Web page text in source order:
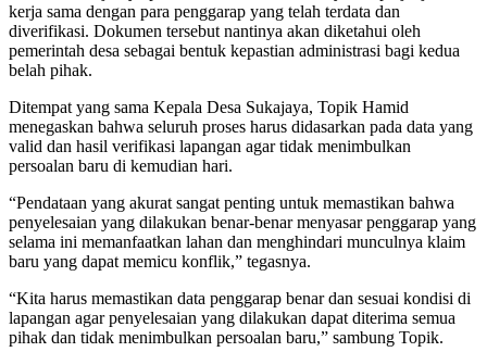
kerja sama dengan para penggarap yang telah terdata dan
diverifikasi. Dokumen tersebut nantinya akan diketahui oleh
pemerintah desa sebagai bentuk kepastian administrasi bagi kedua
belah pihak.
Ditempat yang sama Kepala Desa Sukajaya, Topik Hamid
menegaskan bahwa seluruh proses harus didasarkan pada data yang
valid dan hasil verifikasi lapangan agar tidak menimbulkan
persoalan baru di kemudian hari.
“Pendataan yang akurat sangat penting untuk memastikan bahwa
penyelesaian yang dilakukan benar-benar menyasar penggarap yang
selama ini memanfaatkan lahan dan menghindari munculnya klaim
baru yang dapat memicu konflik,” tegasnya.
“Kita harus memastikan data penggarap benar dan sesuai kondisi di
lapangan agar penyelesaian yang dilakukan dapat diterima semua
pihak dan tidak menimbulkan persoalan baru,” sambung Topik.